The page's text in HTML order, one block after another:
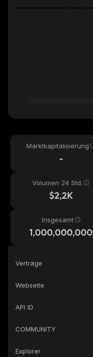
Marktkapitalisierung
-
Volumen 24 Std.
$2,2K
Insgesamt
1,000,000,000
Verträge
Webseite
API ID
COMMUNITY
Explorer